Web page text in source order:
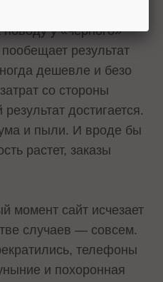
у «черного»
результат
дешевле и безо
со стороны
достигается.
и пыли. И вроде бы
растет, заказы
момент сайт исчезает
случаев — совсем.
телефоны
и похоронная